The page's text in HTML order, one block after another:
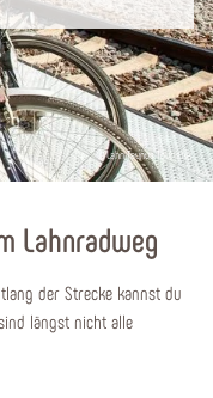
© Lahn Taunus Touristik
Lahnradweg
der Strecke kannst du
längst nicht alle